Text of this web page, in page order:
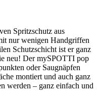
Spritzschutz aus
nur wenigen Handgriffen
Schutzschicht ist er ganz
neu! Der mySPOTTI pop
oder Saugnäpfen
montiert und auch ganz
werden – ganz einfach und